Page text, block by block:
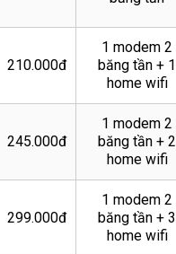
210.000đ
1 modem 2
băng tần + 1
home wifi
245.000đ
1 modem 2
băng tần + 2
home wifi
299.000đ
1 modem 2
băng tần + 3
home wifi